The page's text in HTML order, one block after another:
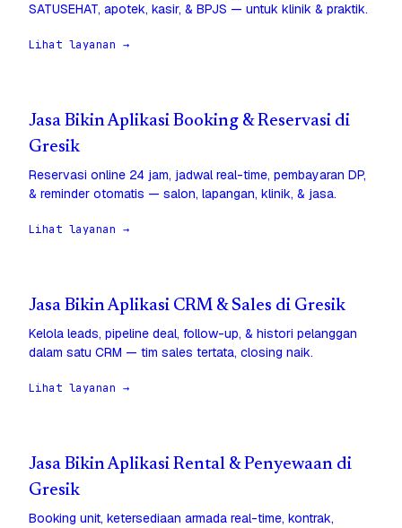
SATUSEHAT, apotek, kasir, & BPJS — untuk klinik & praktik.
Lihat layanan →
Jasa Bikin Aplikasi Booking & Reservasi di
Gresik
Reservasi online 24 jam, jadwal real-time, pembayaran DP,
& reminder otomatis — salon, lapangan, klinik, & jasa.
Lihat layanan →
Jasa Bikin Aplikasi CRM & Sales di Gresik
Kelola leads, pipeline deal, follow-up, & histori pelanggan
dalam satu CRM — tim sales tertata, closing naik.
Lihat layanan →
Jasa Bikin Aplikasi Rental & Penyewaan di
Gresik
Booking unit, ketersediaan armada real-time, kontrak,